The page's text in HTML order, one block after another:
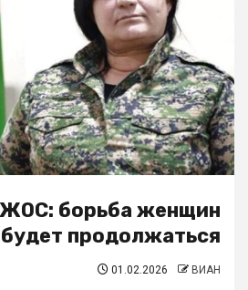
борьба женщин
продолжаться
01.02.2026 ВИАН